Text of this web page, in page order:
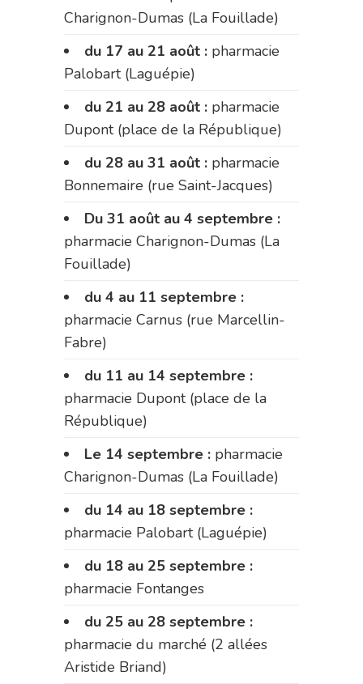
Charignon-Dumas (La Fouillade)
du 17 au 21 août : pharmacie
Palobart (Laguépie)
du 21 au 28 août : pharmacie
Dupont (place de la République)
du 28 au 31 août : pharmacie
Bonnemaire (rue Saint-Jacques)
Du 31 août au 4 septembre :
pharmacie Charignon-Dumas (La
Fouillade)
du 4 au 11 septembre :
pharmacie Carnus (rue Marcellin-
Fabre)
du 11 au 14 septembre :
pharmacie Dupont (place de la
République)
Le 14 septembre : pharmacie
Charignon-Dumas (La Fouillade)
du 14 au 18 septembre :
pharmacie Palobart (Laguépie)
du 18 au 25 septembre :
pharmacie Fontanges
du 25 au 28 septembre :
pharmacie du marché (2 allées
Aristide Briand)